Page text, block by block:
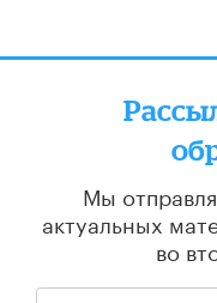
Мы
актуальных
во